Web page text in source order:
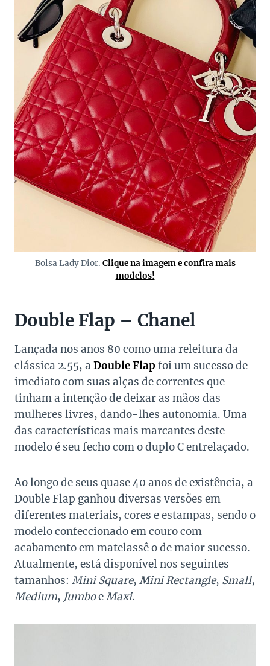
Bolsa Lady Dior. Clique na imagem e confira mais
modelos!
Double Flap – Chanel
Lançada nos anos 80 como uma releitura da
clássica 2.55, a Double Flapfoi um sucesso de
imediato com suas alças de correntes que
tinham a intenção de deixar as mãos das
mulheres livres, dando-lhes autonomia. Uma
das características mais marcantes deste
modelo é seu fecho com o duplo C entrelaçado.
Ao longo de seus quase 40 anos de existência, a
Double Flap ganhou diversas versões em
diferentes materiais, cores e estampas, sendo o
modelo confeccionado em couro com
acabamento em matelassê o de maior sucesso.
Atualmente, está disponível nos seguintes
tamanhos: Mini Square, Mini Rectangle, Small,
Medium, JumboeMaxi.